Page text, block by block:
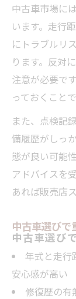
中古
中古
ト
中古
方
失敗し
中古
買
中古
中古
中古車
中古
中古
中古車市場に
います。走行
にトラブルリ
ります。反対
注意が必要で
っておくこと
また、点検記
備履歴がしっ
態が良い可能
アドバイスを
あれば販売店
中古車選びで
中古車選び
年式と走行
安心感が高い
修復歴の有